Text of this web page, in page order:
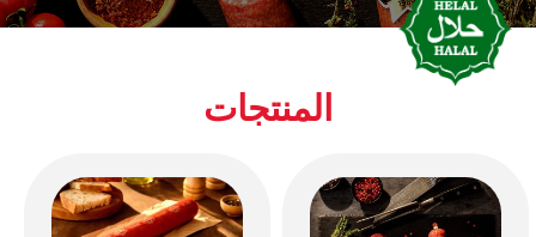
المنتجات